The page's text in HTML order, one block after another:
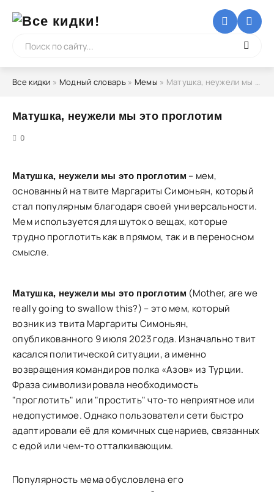
Все кидки » Модный словарь» Мемы » Матушка, неужели мы это проглотим
Матушка, неужели мы это проглотим
0
Матушка, неужели мы это проглотим – мем,
основанный на твите Маргариты Симоньян, который
стал популярным благодаря своей универсальности.
Мем используется для шуток о вещах, которые
трудно проглотить как в прямом, так и в переносном
смысле.
Матушка, неужели мы это проглотим (Mother, are we
really going to swallow this?) – это мем, который
возник из твита Маргариты Симоньян,
опубликованного 9 июля 2023 года. Изначально твит
касался политической ситуации, а именно
возвращения командиров полка «Азов» из Турции.
Фраза символизировала необходимость
"проглотить" или "простить" что-то неприятное или
недопустимое. Однако пользователи сети быстро
адаптировали её для комичных сценариев, связанных
с едой или чем-то отталкивающим.
Популярность мема обусловлена его